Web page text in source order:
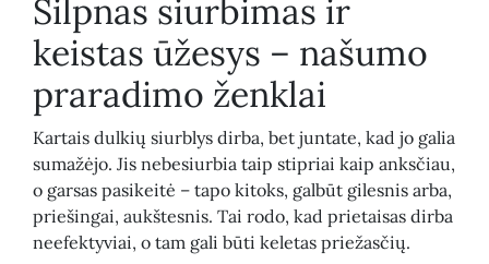
Silpnas siurbimas ir
keistas ūžesys – našumo
praradimo ženklai
Kartais dulkių siurblys dirba, bet juntate, kad jo galia
sumažėjo. Jis nebesiurbia taip stipriai kaip anksčiau,
o garsas pasikeitė – tapo kitoks, galbūt gilesnis arba,
priešingai, aukštesnis. Tai rodo, kad prietaisas dirba
neefektyviai, o tam gali būti keletas priežasčių.